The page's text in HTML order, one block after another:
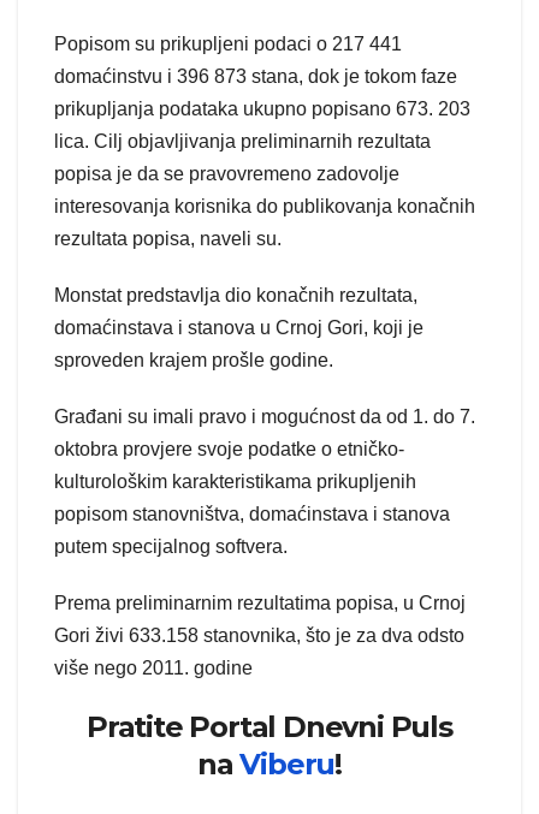
Popisom su prikupljeni podaci o 217 441
domaćinstvu i 396 873 stana, dok je tokom faze
prikupljanja podataka ukupno popisano 673. 203
lica. Cilj objavljivanja preliminarnih rezultata
popisa je da se pravovremeno zadovolje
interesovanja korisnika do publikovanja konačnih
rezultata popisa, naveli su.
Monstat predstavlja dio konačnih rezultata,
domaćinstava i stanova u Crnoj Gori, koji je
sproveden krajem prošle godine.
Građani su imali pravo i mogućnost da od 1. do 7.
oktobra provjere svoje podatke o etničko-
kulturološkim karakteristikama prikupljenih
popisom stanovništva, domaćinstava i stanova
putem specijalnog softvera.
Prema preliminarnim rezultatima popisa, u Crnoj
Gori živi 633.158 stanovnika, što je za dva odsto
više nego 2011. godine
Pratite Portal Dnevni Puls
naViberu!